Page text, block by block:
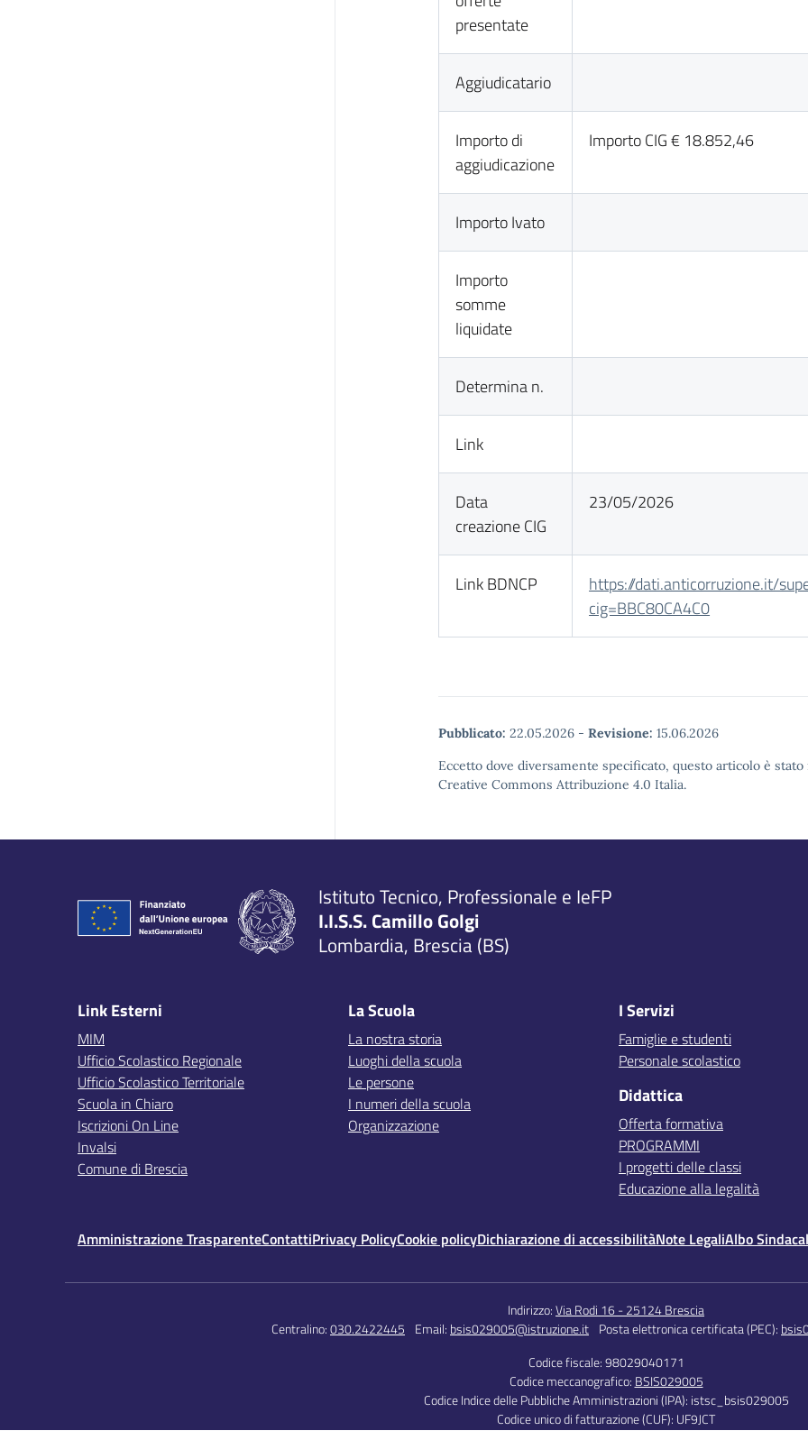
presentate
Aggiudicatario
Importo di
aggiudicazione
Importo CIG € 18.852,46
Importo Ivato
Importo
somme
liquidate
Determina n.
Link
Data
creazione CIG
23/05/2026
Link BDNCP
https://dati.anticorruzione.it/
cig=BBC80CA4C0
Pubblicato: 22.05.2026 - Revisione: 15.06.2026
Eccetto dove diversamente specificato, questo articolo è
Creative Commons Attribuzione 4.0 Italia.
Istituto Tecnico, Professionale e IeFP
I.I.S.S. Camillo Golgi
Lombardia, Brescia (BS)
Link Esterni
MIM
Ufficio Scolastico Regionale
Ufficio Scolastico Territoriale
Scuola in Chiaro
Iscrizioni On Line
Invalsi
Comune di Brescia
La Scuola
La nostra storia
Luoghi della scuola
Le persone
I numeri della scuola
Organizzazione
I Servizi
Famiglie e studenti
Personale scolastico
Didattica
Offerta formativa
PROGRAMMI
I progetti delle classi
Educazione alla legalità
Amministrazione TrasparenteContattiPrivacy PolicyCookie policyDichiarazione di accessibilitàNote LegaliAlbo
Indirizzo:Via Rodi 16 - 25124 Brescia
Centralino:030.2422445 Email: bsis029005@istruzione.it Posta elettronica certificata (PEC):
Codice fiscale: 98029040171
Codice meccanografico: BSIS029005
Codice Indice delle Pubbliche Amministrazioni (IPA): istsc_bsis029005
Codice unico di fatturazione (CUF): UF9JCT